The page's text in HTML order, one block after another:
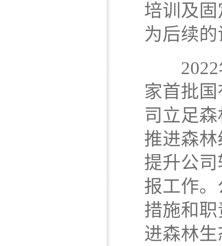
培训及
为后续
2022年
家首批
司立足
推进森
提升公
报工作
措施和
进森林